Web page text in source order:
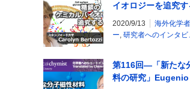
イオロジーを追究す
Carolyn Bertozzi教
2020/9/13
海外化学
ー, 研究者へのインタビ
第116回―「新たな
料の研究」